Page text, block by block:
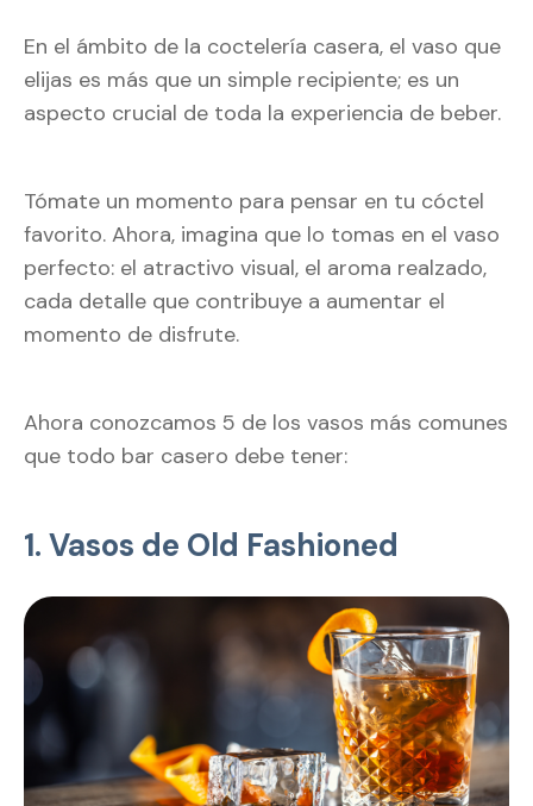
En el ámbito de la coctelería casera, el vaso que
elijas es más que un simple recipiente; es un
aspecto crucial de toda la experiencia de beber.
Tómate un momento para pensar en tu cóctel
favorito. Ahora, imagina que lo tomas en el vaso
perfecto: el atractivo visual, el aroma realzado,
cada detalle que contribuye a aumentar el
momento de disfrute.
Ahora conozcamos 5 de los vasos más comunes
que todo bar casero debe tener:
1. Vasos de Old Fashioned